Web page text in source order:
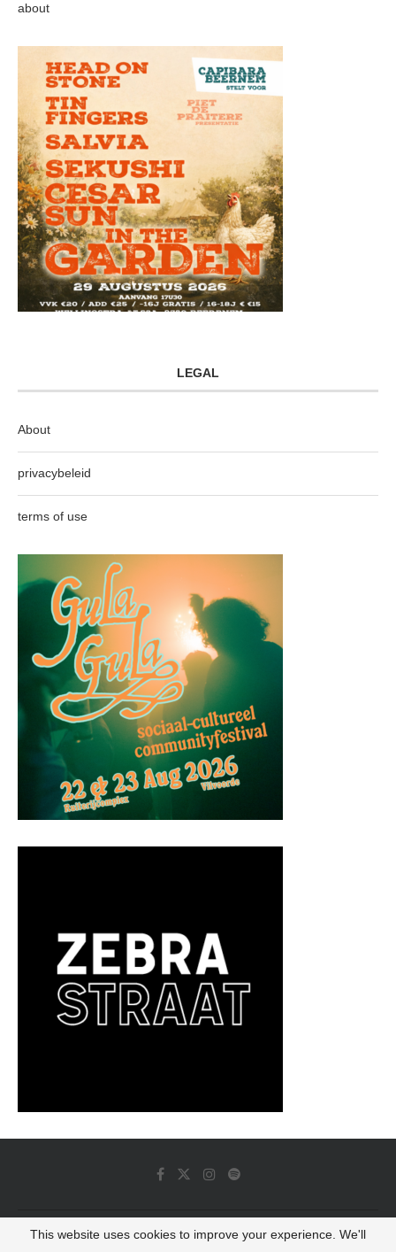
about
LEGAL
About
privacybeleid
terms of use
© 2022 - Luminous Dash All Rights Reserved
This website uses cookies to improve your experience. We'll